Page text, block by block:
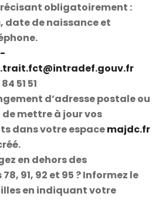
obligatoirement :
date de naissance et
51 51
d’adresse postale ou
mettre à jour vos
dans votre espacemajdc.fr
en dehors des
91, 92 et 95 ?Informez le
en indiquant votre